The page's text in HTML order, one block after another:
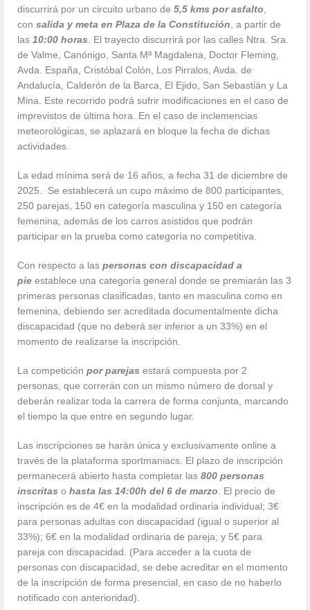
discurrirá por un circuito urbano de5,5 kms por asfalto
consalida y meta en Plaza de la Constitución , a partir de
las10:00 horas . El trayecto discurrirá por las calles Ntra. Sra.
de Valme, Canónigo, Santa Mª Magdalena, Doctor Fleming,
Avda. España, Cristóbal Colón, Los Pirralos, Avda. de
Andalucía, Calderón de la Barca, El Ejido, San Sebastián y La
Mina. Este recorrido podrá sufrir modificaciones en el caso de
imprevistos de última hora. En el caso de inclemencias
meteorológicas, se aplazará en bloque la fecha de dichas
actividades.
La edad mínima será de 16 años, a fecha 31 de diciembre de
2025. Se establecerá un cupo máximo de 800 participantes,
250 parejas, 150 en categoría masculina y 150 en categoría
femenina, además de los carros asistidos que podrán
participar en la prueba como categoría no competitiva.
Con respecto a laspersonas con discapacidad a
pieestablece una categoría general donde se premiarán las 3
primeras personas clasificadas, tanto en masculina como en
femenina, debiendo ser acreditada documentalmente dicha
discapacidad (que no deberá ser inferior a un 33%) en el
momento de realizarse la inscripción.
La competiciónpor parejas estará compuesta por 2
personas, que correrán con un mismo número de dorsal y
deberán realizar toda la carrera de forma conjunta, marcando
el tiempo la que entre en segundo lugar.
Las inscripciones se harán única y exclusivamente online a
través de la plataforma sportmaniacs. El plazo de inscripción
permanecerá abierto hasta completar las800 personas
inscritas ohasta las 14:00h del 6 de marzo . El precio de
inscripción es de 4€ en la modalidad ordinaria individual; 3€
para personas adultas con discapacidad (igual o superior al
33%); 6€ en la modalidad ordinaria de pareja; y 5€ para
pareja con discapacidad. (Para acceder a la cuota de
personas con discapacidad, se debe acreditar en el momento
de la inscripción de forma presencial, en caso de no haberlo
notificado con anterioridad).